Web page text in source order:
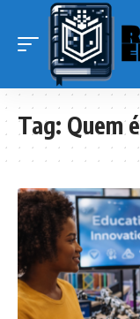
Tag: Quem